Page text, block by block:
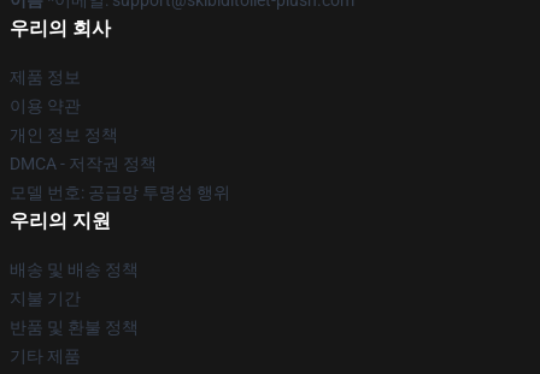
우리의 회사
제품 정보
이용 약관
개인 정보 정책
DMCA - 저작권 정책
모델 번호: 공급망 투명성 행위
우리의 지원
배송 및 배송 정책
지불 기간
반품 및 환불 정책
기타 제품